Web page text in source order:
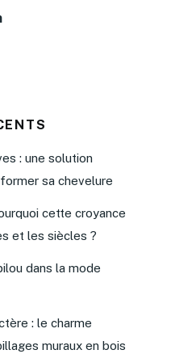
: une solution
sa chevelure
cette croyance
et les siècles ?
dans la mode
: le charme
muraux en bois